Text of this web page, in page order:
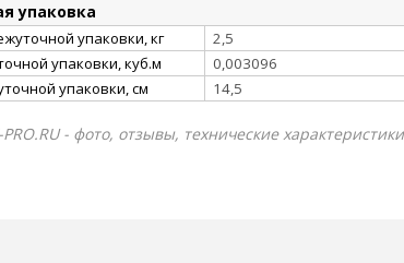
упаковка
упаковки, кг
2,5
упаковки, куб.м
0,003096
упаковки, см
14,5
- фото, отзывы, технические